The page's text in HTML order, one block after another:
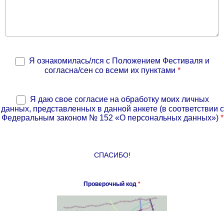
Я ознакомилась/лся с Положением Фестиваля и
согласна/сен со всеми их пунктами *
Я даю свое согласие на обработку моих личных
данных, представленных в данной анкете (в соответствии с
Федеральным законом № 152 «О персональных данных») *
СПАСИБО!
Проверочный код *